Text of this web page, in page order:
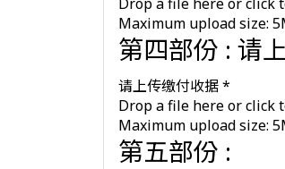
Maximum upload size:
第四部份 : 请
请上传缴付收据*
Drop a file here or click
Maximum upload size:
第五部份 :